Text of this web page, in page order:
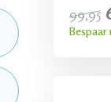
99,95
Bespaar